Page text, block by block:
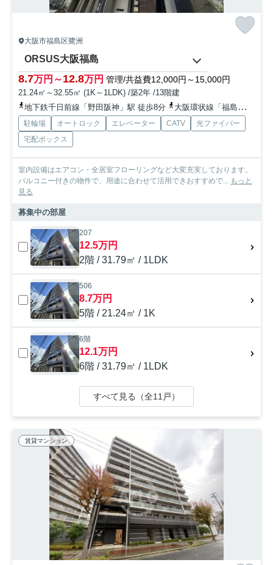
大阪市福島区鷺洲
ORSUS大阪福島
8.7万円～12.8万円 管理/共益費12,000円～15,000円
21.24㎡～32.55㎡ (1K～1LDK) /築2年 /13階建
地下鉄千日前線「野田阪神」駅 徒歩8分
大阪環状線「福島」駅 徒歩9分
駐輪場 オートロック エレベーター CATV
光ファイバー
宅配ボックス
室内設備はエアコン・全居室フローリングなど大変充実しております。
バルコニー付きの物件で、用途に合わせて活用できおすすめで... もっと
見る
募集中の部屋
207
12.5万円
2階 / 31.79㎡ / 1LDK
506
8.7万円
5階 / 21.24㎡ / 1K
6階
12.1万円
6階 / 31.79㎡ / 1LDK
すべて見る（全11戸）
賃貸マンション